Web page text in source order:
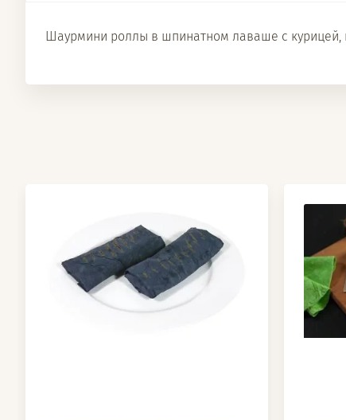
Шаурмини роллы в шпинатном лаваше с курицей,